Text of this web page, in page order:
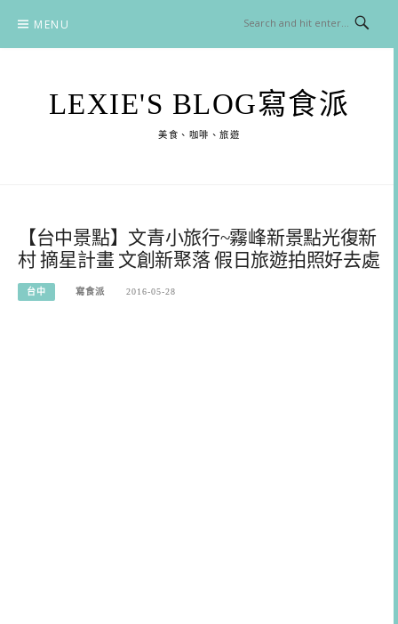
content
MENU
LEXIE'S BLOG寫食派
美食、咖啡、旅遊
【台中景點】文青小旅行~霧峰新景點光復新
村 摘星計畫 文創新聚落 假日旅遊拍照好去處
台中 寫食派 2016-05-28